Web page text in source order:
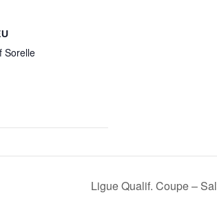
Sorelle
Ligue Qualif. Coupe –